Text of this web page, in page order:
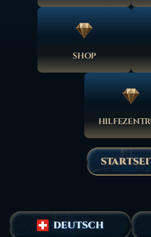
SHOP
DEUTSCH